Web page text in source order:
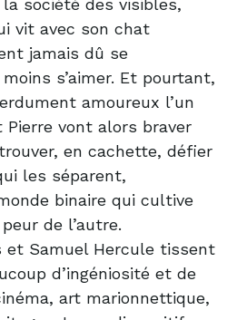
société des visibles,
vit avec son chat
jamais dû se
s’aimer. Et pourtant,
amoureux l’un
Pierre vont alors braver
en cachette, défier
les séparent,
binaire qui cultive
de l’autre.
et Samuel Hercule tissent
d’ingéniosité et de
art marionnettique,